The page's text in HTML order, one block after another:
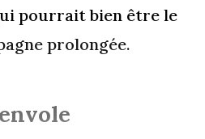
pourrait bien être le
prolongée.